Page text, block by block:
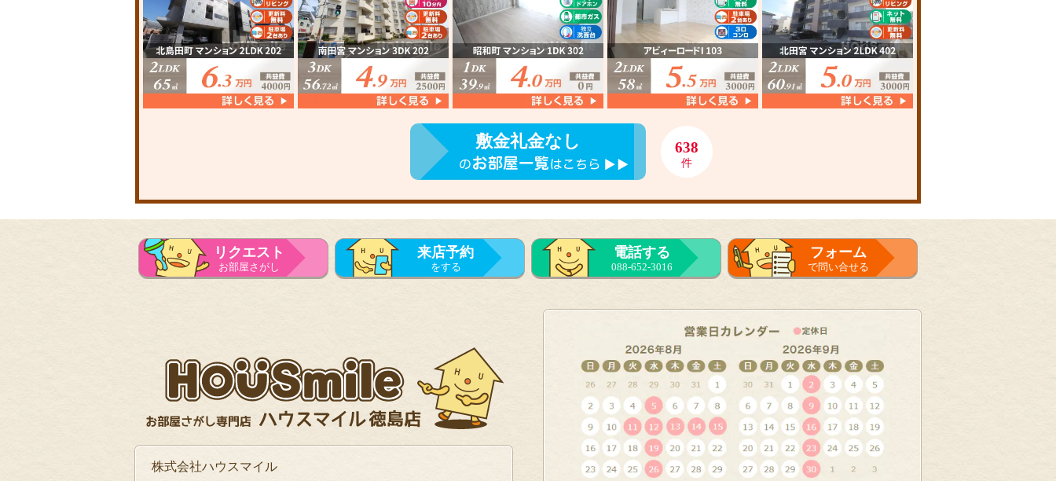
敷金礼金なし 638
件
リクエスト
お部屋さがし
来店予約
をする
電話する
088-652-3016
フォーム
で問い合せる
株式会社ハウスマイル